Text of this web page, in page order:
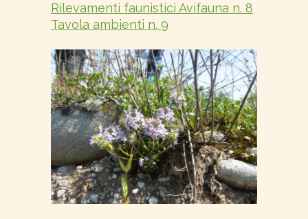
Rilevamenti faunistici Avifauna n. 8
Tavola ambienti n. 9